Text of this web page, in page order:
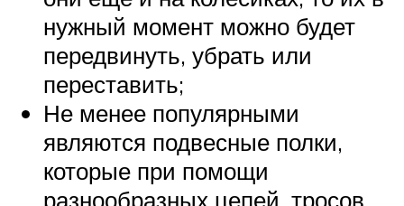
нужный момент можно будет
передвинуть, убрать или
переставить;
Не менее популярными
являются подвесные полки,
которые при помощи
разнообразных цепей, тросов,